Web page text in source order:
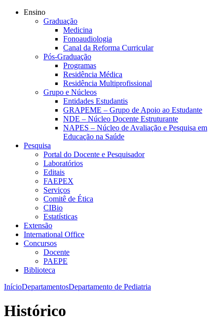
Ensino
Graduação
Medicina
Fonoaudiologia
Canal da Reforma Curricular
Pós-Graduação
Programas
Residência Médica
Residência Multiprofissional
Grupo e Núcleos
Entidades Estudantis
GRAPEME – Grupo de Apoio ao Estudante
NDE – Núcleo Docente Estruturante
NAPES – Núcleo de Avaliação e Pesquisa em
Educação na Saúde
Pesquisa
Portal do Docente e Pesquisador
Laboratórios
Editais
FAEPEX
Serviços
Comitê de Ética
CIBio
Estatísticas
Extensão
International Office
Concursos
Docente
PAEPE
Biblioteca
InícioDepartamentosDepartamento de Pediatria
Histórico